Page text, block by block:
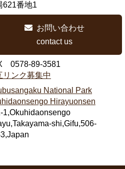
621番地1
お問い合わせ
contact us
0578-89-3581
リンク募集中
National Park
Hirayuonsen
1,Okuhidaonsengo
shi,Gifu,506-